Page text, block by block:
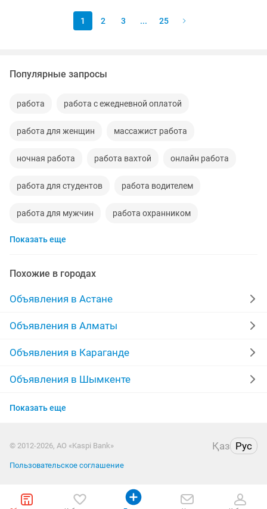
1 2 3 ... 25
Популярные запросы
работа работа с ежедневной оплатой
работа для женщин массажист работа
ночная работа работа вахтой онлайн работа
работа для студентов работа водителем
работа для мужчин работа охранником
требуется работа
работа с 16 работа от 1
работа на вечер работа в офисе
удаленная работа на дому
работа бухгалтера работа дома
Показать еще
Похожие в городах
Объявления в Астане
Объявления в Алматы
Объявления в Караганде
Объявления в Шымкенте
Объявления в Актобе
Объявления в Павлодаре
Показать еще
© 2012-2026, АО «Kaspi Bank» Қаз Рус
Пользовательское соглашение